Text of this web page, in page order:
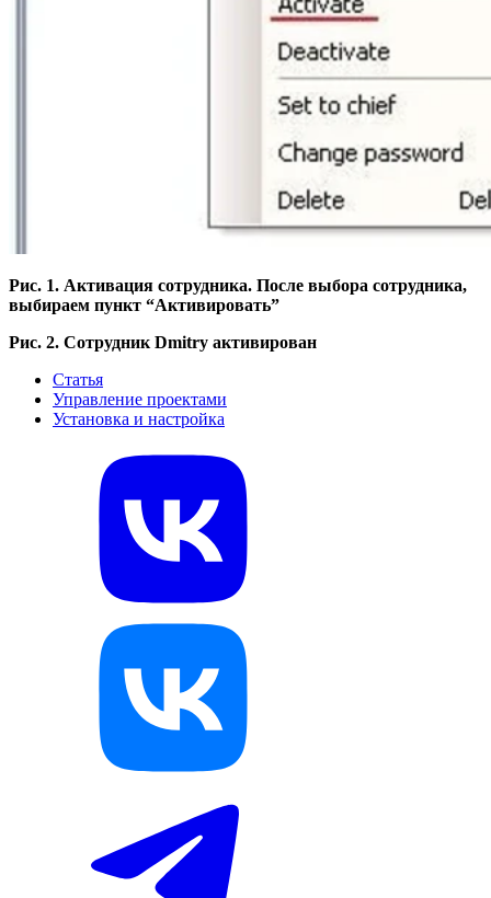
Рис. 1. Активация сотрудника. После выбора сотрудника,
выбираем пункт “Активировать”
Рис. 2. Сотрудник Dmitry активирован
Статья
Управление проектами
Установка и настройка